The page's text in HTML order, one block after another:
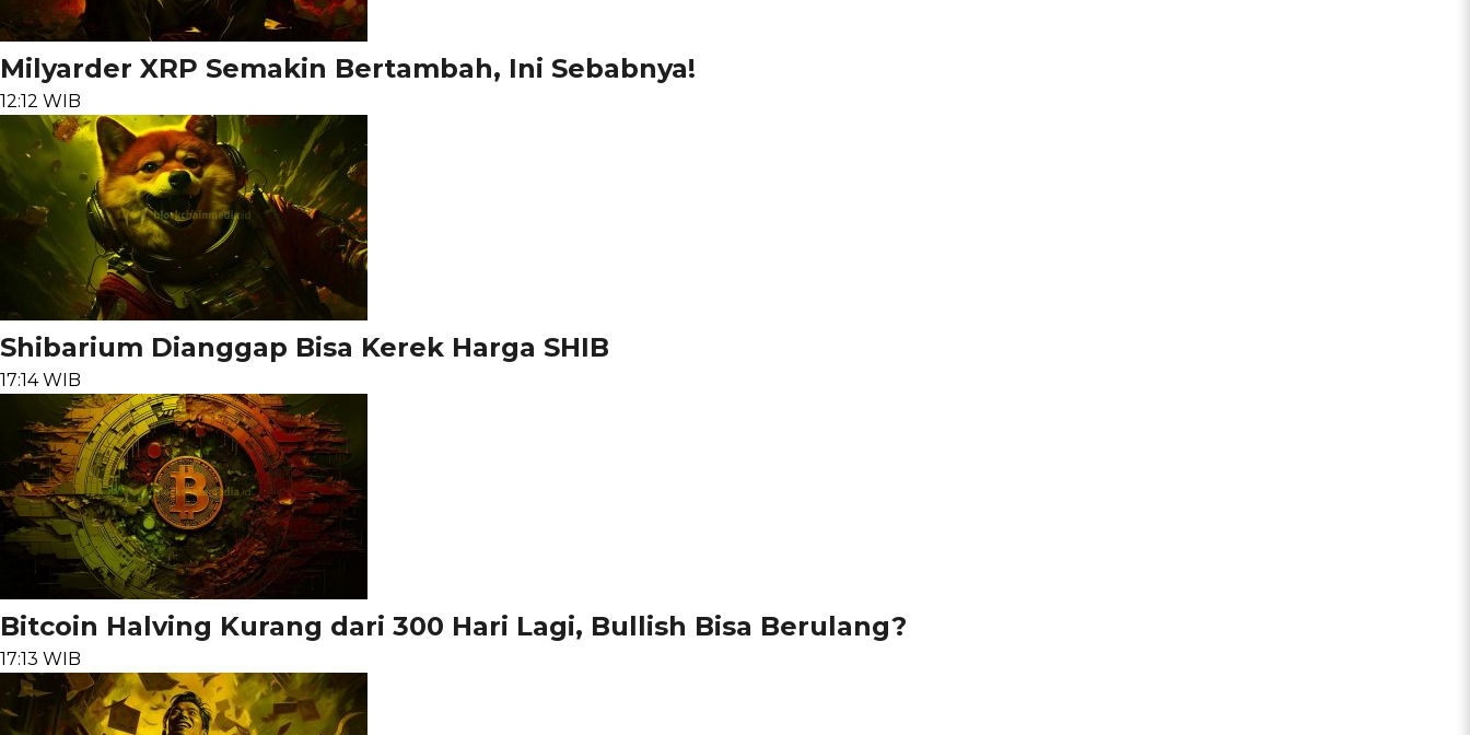
Milyarder XRP Semakin Bertambah, Ini Sebabnya!
12:12 WIB
Shibarium Dianggap Bisa Kerek Harga SHIB
17:14 WIB
Bitcoin Halving Kurang dari 300 Hari Lagi, Bullish Bisa Berulang?
17:13 WIB